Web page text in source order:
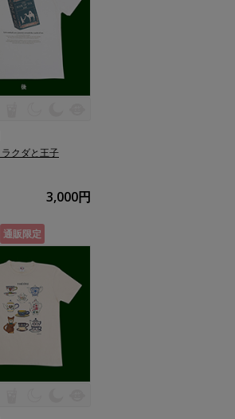
クダと王子
3,000円
通販限定